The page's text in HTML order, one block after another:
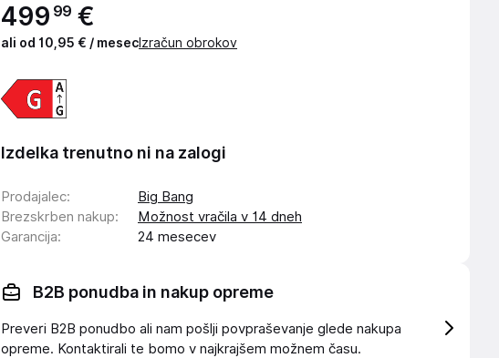
499 99 €
ali od 10,95 € / mesec Izračun obrokov
Izdelka trenutno ni na zalogi
Prodajalec:
Big Bang
Brezskrben nakup:
Možnost vračila v 14 dneh
Garancija: 24 mesecev
B2B ponudba in nakup opreme
Preveri B2B ponudbo ali nam pošlji povpraševanje glede nakupa
opreme. Kontaktirali te bomo v najkrajšem možnem času.